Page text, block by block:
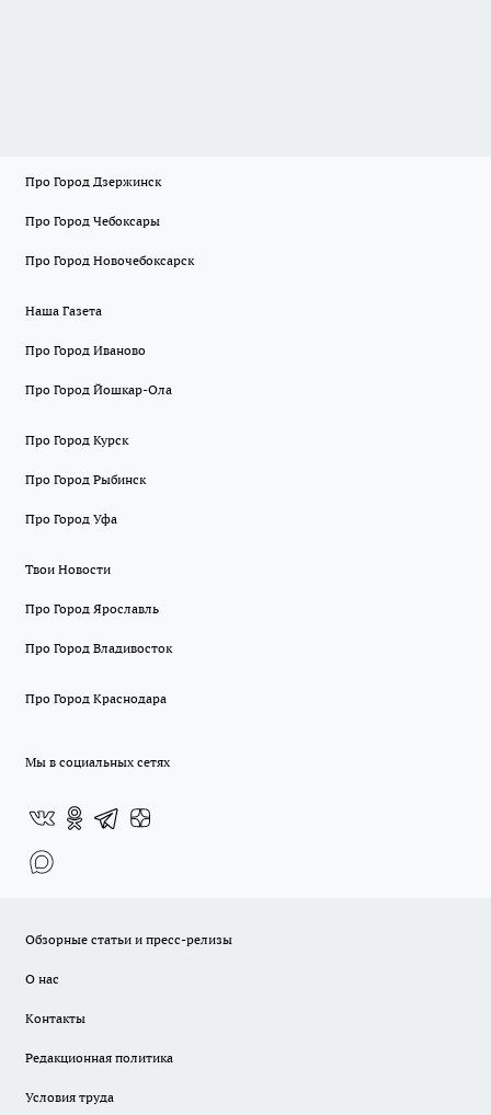
Про Город Дзержинск
Про Город Чебоксары
Про Город Новочебоксарск
Наша Газета
Про Город Иваново
Про Город Йошкар-Ола
Про Город Курск
Про Город Рыбинск
Про Город Уфа
Твои Новости
Про Город Ярославль
Про Город Владивосток
Про Город Краснодара
Мы в социальных сетях
Обзорные статьи и пресс-релизы
О нас
Контакты
Редакционная политика
Условия труда